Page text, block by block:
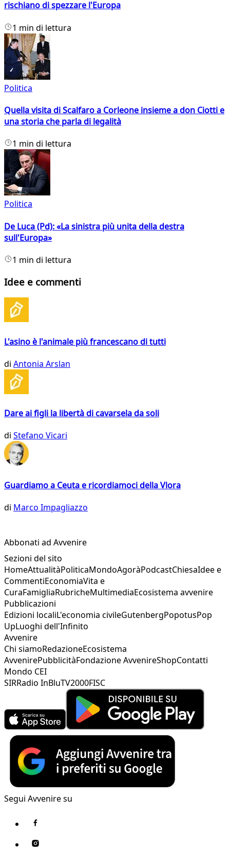
rischiano di spezzare l'Europa
1 min di lettura
Politica
Quella visita di Scalfaro a Corleone insieme a don Ciotti e
una storia che parla di legalità
1 min di lettura
Politica
De Luca (Pd): «La sinistra più unita della destra
sull'Europa»
1 min di lettura
Idee e commenti
L'asino è l'animale più francescano di tutti
di Antonia Arslan
Dare ai figli la libertà di cavarsela da soli
di Stefano Vicari
Guardiamo a Ceuta e ricordiamoci della Vlora
di Marco Impagliazzo
Abbonati ad Avvenire
Sezioni del sito
HomeAttualitàPoliticaMondoAgoràPodcastChiesaIdee e
CommentiEconomiaVita e
CuraFamigliaRubricheMultimediaEcosistema avvenire
Pubblicazioni
Edizioni localiL'economia civileGutenbergPopotusPop
UpLuoghi dell'Infinito
Avvenire
Chi siamoRedazioneEcosistema
AvvenirePubblicitàFondazione AvvenireShopContatti
Mondo CEI
SIRRadio InBluTV2000FISC
Segui Avvenire su